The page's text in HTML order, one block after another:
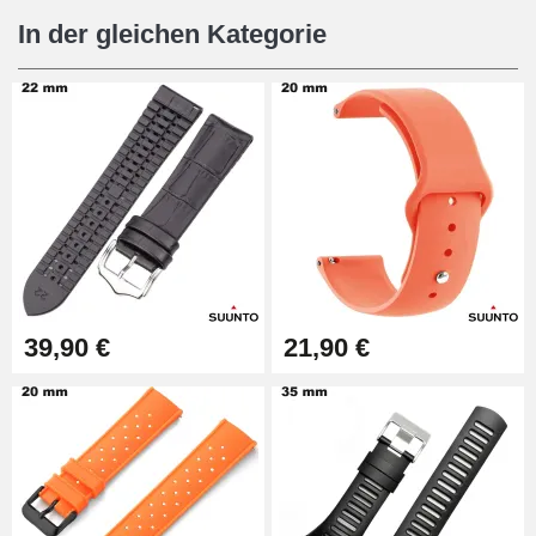
16,90 €
Digitale Schiebefüße
9,90 €
Stanzzange (Lochzange)
Lochzange für Uhrenarmbänder
Uhrmacherset Anfänger
26,90 €
In der gleichen Kategorie
39,90 € 21,90 €